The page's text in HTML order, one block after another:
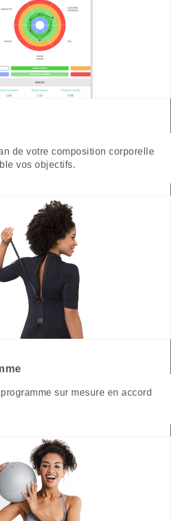
de votre composition corporelle
vos objectifs.
sur mesure en accord